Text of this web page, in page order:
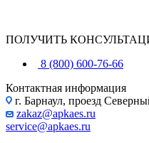
ПОЛУЧИТЬ
8 (800) 600-76-66
Контактная информация
г. Барнаул, проезд
zakaz@apkaes.ru
service@apkaes.ru